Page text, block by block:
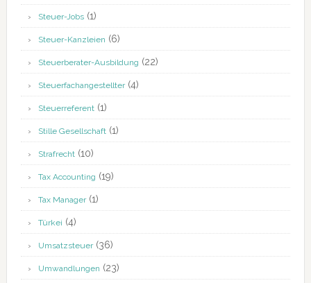
Steuer-Jobs(1)
Steuer-Kanzleien (6)
Steuerberater-Ausbildung (22)
Steuerfachangestellter(4)
Steuerreferent(1)
Stille Gesellschaft(1)
Strafrecht(10)
Tax Accounting (19)
Tax Manager(1)
Türkei (4)
Umsatzsteuer(36)
Umwandlungen (23)